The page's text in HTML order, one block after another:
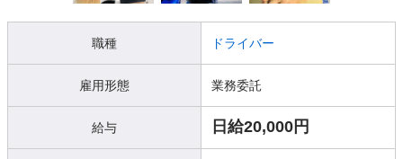
職種 ドライバー
雇用形態 業務委託
給与 日給20,000円